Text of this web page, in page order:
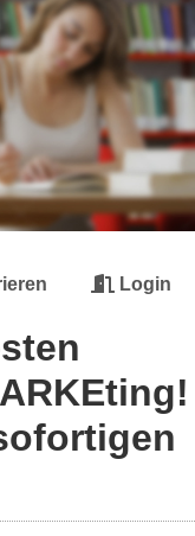
Login